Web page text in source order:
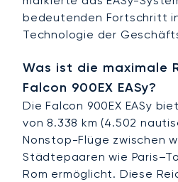
bedeutenden Fortschritt
Technologie der
Was ist die maximale
Falcon 900EX EASy?
Die Falcon 900EX EASy
von 8.338 km (4.502
Nonstop-Flüge zwischen
Städtepaaren wie
Rom ermöglicht. Diese